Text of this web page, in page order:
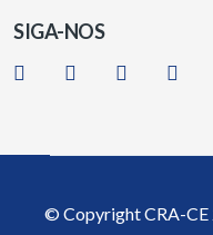
SIGA-NOS
© CopyrightCRA-CE